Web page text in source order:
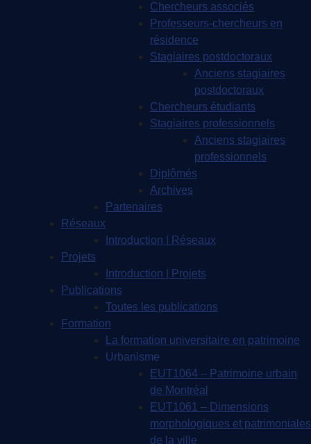
Chercheurs associés
Professeurs-chercheurs en
résidence
Stagiaires postdoctoraux
Anciens stagiaires
postdoctoraux
Chercheurs étudiants
Stagiaires professionnels
Anciens stagiaires
professionnels
Diplômés
Archives
Partenaires
Réseaux
Introduction | Réseaux
Projets
Introduction | Projets
Publications
Toutes les publications
Formation
La formation universitaire en patrimoine
Urbanisme
EUT1064 – Patrimoine urbain
de Montréal
EUT1061 – Dimensions
morphologiques et patrimoniales
de la ville